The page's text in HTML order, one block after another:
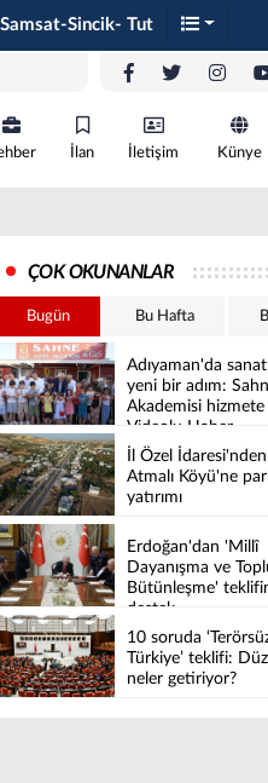
Sincik- Tut
İlan İletişim Künye
ÇOK OKUNANLAR
Bugün Bu Hafta
Adıyaman'da sanat
yeni bir adım:
Akademisi hizmete
Videolu Haber
İl Özel
Atmalı Köyü'ne
yatırımı
Erdoğan'dan 'Millî
Dayanışma ve
Bütünleşme'
destek
10 soruda
Türkiye’ teklifi:
neler getiriyor?